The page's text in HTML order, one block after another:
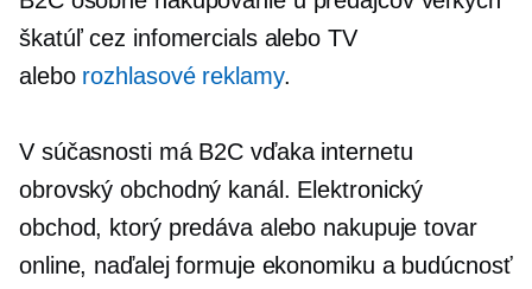
škatúľ cez infomercials alebo TV
alebo rozhlasové reklamy.
V súčasnosti má B2C vďaka internetu
obrovský obchodný kanál. Elektronický
obchod, ktorý predáva alebo nakupuje tovar
online, naďalej formuje ekonomiku a budúcnosť